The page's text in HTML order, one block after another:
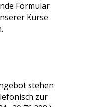
Formular
Kurse
stehen
zur